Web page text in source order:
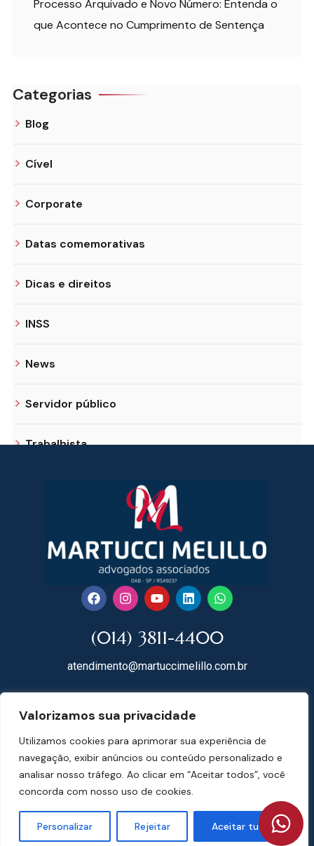
Valorizamos sua privacidade
Utilizamos cookies para aprimorar sua experiência de
navegação, exibir anúncios ou conteúdo personalizado e
analisar nosso tráfego. Ao clicar em “Aceitar todos”, você
concorda com nosso uso de cookies.
Personalizar Rejeitar Aceitar tudo
Processo Arquivado e Novo Número: Entenda o
que Acontece no Cumprimento de Sentença
Categorias
Blog
Cível
Corporate
Datas comemorativas
Dicas e direitos
INSS
News
Servidor público
Trabalhista
(014) 3811-4400
atendimento@martuccimelillo.com.br
18602-091 Centro – Botucatu – SP
Martucci Melillo Advogados Associados | CNPJ 07.697.074/0001-78 | © 2024
Todos os direitos reservados. | Desenvolvimento: Web Bizz Marketing Online